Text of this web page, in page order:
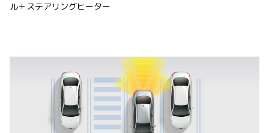
ル＋ステアリングヒーター